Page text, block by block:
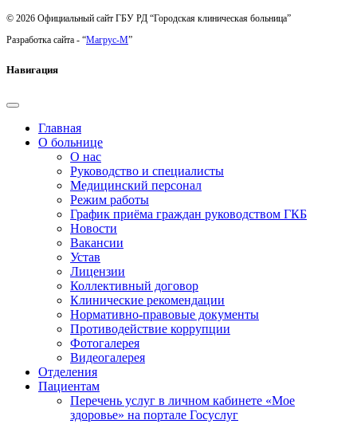
© 2026 Официальный сайт ГБУ РД “Городская клиническая больница”
Разработка сайта - “Магрус-М”
Навигация
Главная
О больнице
О нас
Руководство и специалисты
Медицинский персонал
Режим работы
График приёма граждан руководством ГКБ
Новости
Вакансии
Устав
Лицензии
Коллективный договор
Клинические рекомендации
Нормативно-правовые документы
Противодействие коррупции
Фотогалерея
Видеогалерея
Отделения
Пациентам
Перечень услуг в личном кабинете «Мое
здоровье» на портале Госуслуг